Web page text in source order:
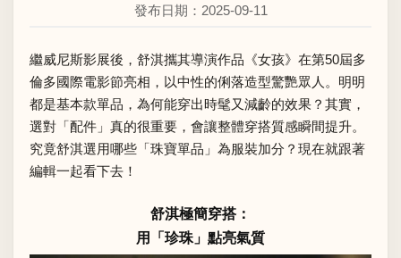
發布日期：2025-09-11
繼威尼斯影展後，舒淇攜其導演作品《女孩》在第50屆多
倫多國際電影節亮相，以中性的俐落造型驚艷眾人。明明
都是基本款單品，為何能穿出時髦又減齡的效果？其實，
選對「配件」真的很重要，會讓整體穿搭質感瞬間提升。
究竟舒淇選用哪些「珠寶單品」為服裝加分？現在就跟著
編輯一起看下去！
舒淇極簡穿搭：
用「珍珠」點亮氣質